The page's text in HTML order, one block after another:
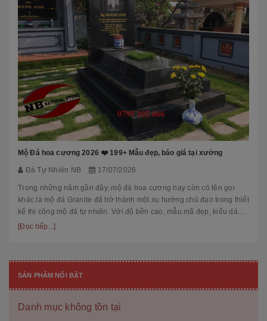
Mộ Đá hoa cương 2026 ❤️ 199+ Mẫu đẹp, báo giá tại xưởng
Đá Tự Nhiên NB 17/07/2026
Trong những năm gần đây, mộ đá hoa cương hay còn có tên gọi
khác là mộ đá Granite đã trở thành một xu hướng chủ đạo trong thiết
kế thi công mộ đá tự nhiên. Với độ bền cao, mẫu mã đẹp, kiểu dáng
hiệ...
[Đọc tiếp...]
SẢN PHẨM NỔI BẬT
Danh mục không tồn tại